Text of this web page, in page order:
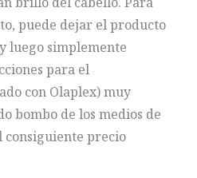
puede dejar el producto
luego simplemente
para el
con Olaplex) muy
bombo de los medios de
consiguiente precio